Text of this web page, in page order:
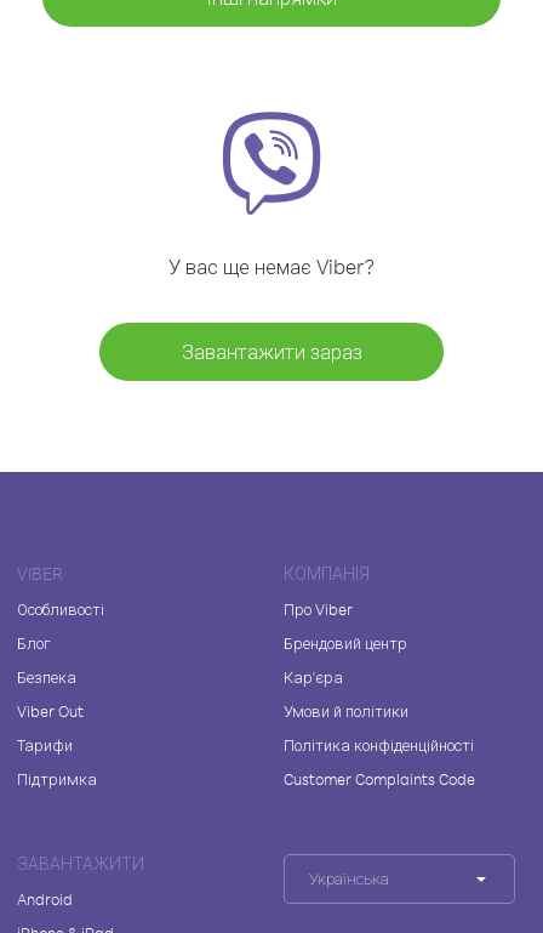
У вас ще немає Viber?
Завантажити зараз
VIBER
Особливості
Блог
Безпека
Viber Out
Тарифи
Підтримка
КОМПАНІЯ
Про Viber
Брендовий центр
Кар'єра
Умови й політики
Політика конфіденційності
Customer Complaints Code
ЗАВАНТАЖИТИ
Android
Українська